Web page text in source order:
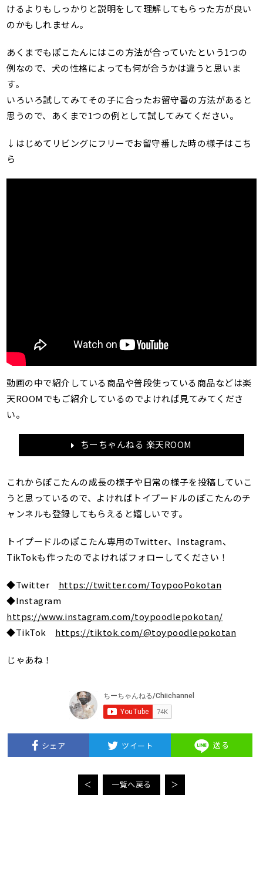
けるよりもしっかりと説明をして理解してもらった方が良い
のかもしれません。
あくまでもぽこたんにはこの方法が合っていたという1つの
例なので、犬の性格によっても何が合うかは違うと思いま
す。
いろいろ試してみてその子に合ったお留守番の方法があると
思うので、あくまで1つの例として試してみてください。
↓はじめてリビングにフリーでお留守番した時の様子はこち
ら
動画の中で紹介している商品や普段使っている商品などは楽
天ROOMでもご紹介しているのでよければ見てみてくださ
い。
ちーちゃんねる 楽天ROOM
これからぽこたんの成長の様子や日常の様子を投稿していこ
うと思っているので、よければトイプードルのぽこたんのチ
ャンネルも登録してもらえると嬉しいです。
トイプードルのぽこたん専用のTwitter、Instagram、
TikTokも作ったのでよければフォローしてください！
◆Twitter https://twitter.com/ToypooPokotan
◆Instagram
https://www.instagram.com/toypoodlepokotan/
◆TikTok https://tiktok.com/@toypoodlepokotan
じゃあね！
シェア ツイート 送る
＜ 一覧へ戻る ＞